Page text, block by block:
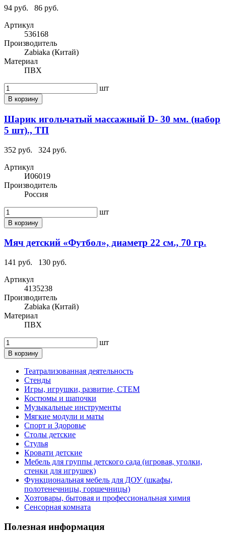
94 руб.
86 руб.
Артикул
536168
Производитель
Zabiaka (Китай)
Материал
ПВХ
шт
В корзину
Шарик игольчатый массажный D- 30 мм. (набор
5 шт)., ТП
352 руб.
324 руб.
Артикул
И06019
Производитель
Россия
шт
В корзину
Мяч детский «Футбол», диаметр 22 см., 70 гр.
141 руб.
130 руб.
Артикул
4135238
Производитель
Zabiaka (Китай)
Материал
ПВХ
шт
В корзину
Театрализованная деятельность
Стенды
Игры, игрушки, развитие, СТЕМ
Костюмы и шапочки
Музыкальные инструменты
Мягкие модули и маты
Спорт и Здоровье
Столы детские
Стулья
Кровати детские
Мебель для группы детского сада (игровая, уголки,
стенки для игрушек)
Функциональная мебель для ДОУ (шкафы,
полотенечницы, горшечницы)
Хозтовары, бытовая и профессиональная химия
Сенсорная комната
Полезная информация